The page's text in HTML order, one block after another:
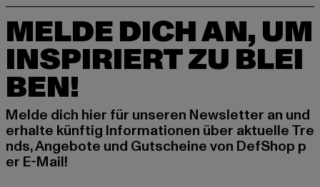
MELDE DICH AN, UM
INSPIRIERT ZU BLEI
BEN!
Melde dich hier für unseren Newsletter an und
erhalte künftig Informationen über aktuelle Tre
nds, Angebote und Gutscheine von DefShop p
er E-Mail!